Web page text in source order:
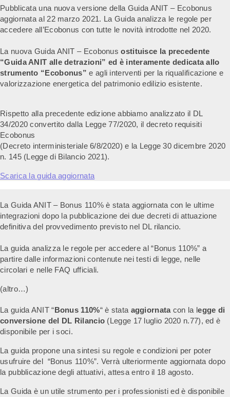
Pubblicata una nuova versione della Guida ANIT – Ecobonus
aggiornata al 22 marzo 2021. La Guida analizza le regole per
accedere all’Ecobonus con tutte le novità introdotte nel 2020.
La nuova Guida ANIT – Ecobonusostituisce la precedente
“Guida ANIT alle detrazioni” ed è interamente dedicata allo
strumento “Ecobonus” e agli interventi per la riqualificazione e
valorizzazione energetica del patrimonio edilizio esistente.
Rispetto alla precedente edizione abbiamo analizzato il DL
34/2020 convertito dalla Legge 77/2020, il decreto requisiti
Ecobonus
(Decreto interministeriale 6/8/2020) e la Legge 30 dicembre 2020
n. 145 (Legge di Bilancio 2021).
Scarica la guida aggiornata
La Guida ANIT – Bonus 110% è stata aggiornata con le ultime
integrazioni dopo la pubblicazione dei due decreti di attuazione
definitiva del provvedimento previsto nel DL rilancio.
La guida analizza le regole per accedere al “Bonus 110%” a
partire dalle informazioni contenute nei testi di legge, nelle
circolari e nelle FAQ ufficiali.
(altro…)
La guida ANIT “Bonus 110%“ è stata aggiornatacon la legge di
conversione del DL Rilancio (Legge 17 luglio 2020 n.77), ed è
disponibile per i soci.
La guida propone una sintesi su regole e condizioni per poter
usufruire del “Bonus 110%”. Verrà ulteriormente aggiornata dopo
la pubblicazione degli attuativi, attesa entro il 18 agosto.
La Guida è un utile strumento per i professionisti ed è disponibile